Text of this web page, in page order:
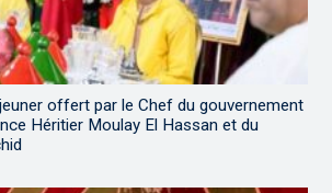
offert par le Chef du gouvernement
Héritier Moulay El Hassan et du